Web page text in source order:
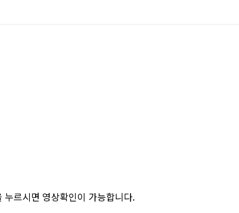
르시면 영상확인이 가능합니다.